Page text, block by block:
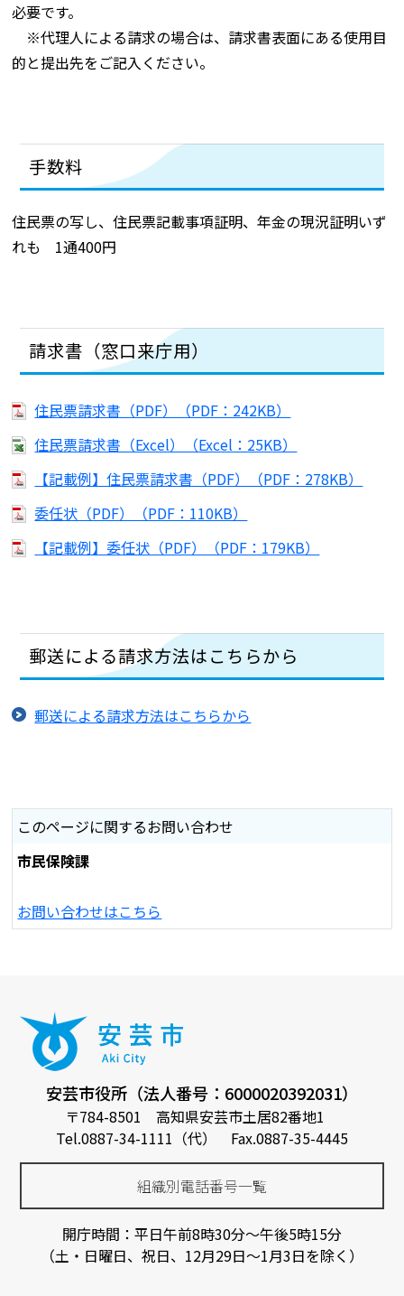
必要です。
※代理人による請求の場合は、請求書表面にある使用目
的と提出先をご記入ください。
手数料
住民票の写し、住民票記載事項証明、年金の現況証明いず
れも 1通400円
請求書（窓口来庁用）
住民票請求書（PDF）（PDF：242KB）
住民票請求書（Excel）（Excel：25KB）
【記載例】住民票請求書（PDF）（PDF：278KB）
委任状（PDF）（PDF：110KB）
【記載例】委任状（PDF）（PDF：179KB）
郵送による請求方法はこちらから
郵送による請求方法はこちらから
このページに関するお問い合わせ
市民保険課
お問い合わせはこちら
安芸市役所（法人番号：6000020392031）
〒784-8501 高知県安芸市土居82番地1
Tel.0887-34-1111（代） Fax.0887-35-4445
組織別電話番号一覧
開庁時間：平日午前8時30分～午後5時15分
（土・日曜日、祝日、12月29日～1月3日を除く）